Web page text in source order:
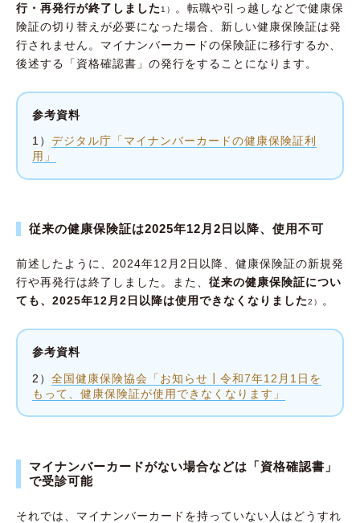
行・再発行が終了しました 1）
。転職や引っ越しなどで健康保
険証の切り替えが必要になった場合、新しい健康保険証は発
行されません。マイナンバーカードの保険証に移行するか、
後述する「資格確認書」の発行をすることになります。
参考資料
1） デジタル庁「マイナンバーカードの健康保険証利
用」
従来の健康保険証は2025年12月2日以降、使用不可
前述したように、2024年12月2日以降、健康保険証の新規発
行や再発行は終了しました。また、 従来の健康保険証につい
ても、2025年12月2日以降は使用できなくなりました2） 。
参考資料
2） 全国健康保険協会「お知らせ┃令和7年12月1日を
もって、健康保険証が使用できなくなります」
マイナンバーカードがない場合などは「資格確認書」
で受診可能
それでは、マイナンバーカードを持っていない人はどうすれ